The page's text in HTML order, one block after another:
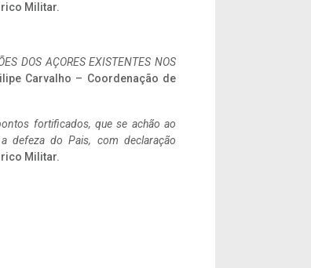
Militar.
DOS AÇORES EXISTENTES NOS
Carvalho – Coordenação de
fortificados, que se achão ao
defeza do Pais, com declaração
Militar.